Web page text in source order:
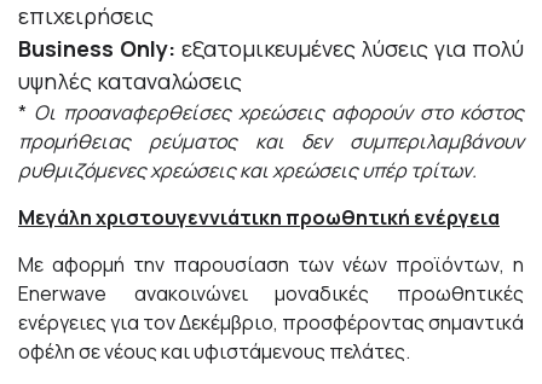
επιχειρήσεις
Business Only: εξατομικευμένες λύσεις για πολύ
υψηλές καταναλώσεις
* Οι προαναφερθείσες χρεώσεις αφορούν στο κόστος
προμήθειας ρεύματος και δεν συμπεριλαμβάνουν
ρυθμιζόμενες χρεώσεις και χρεώσεις υπέρ τρίτων.
Μεγάλη χριστουγεννιάτικη προωθητική ενέργεια
Με αφορμή την παρουσίαση των νέων προϊόντων, η
Enerwave ανακοινώνει μοναδικές προωθητικές
ενέργειες για τον Δεκέμβριο, προσφέροντας σημαντικά
οφέλη σε νέους και υφιστάμενους πελάτες.